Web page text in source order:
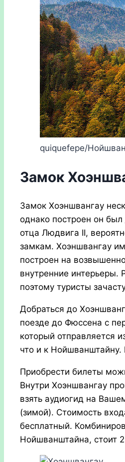
quiquefepe/
Замок
Замок Хоэншвангау
однако построен он
отца Людвига II,
замкам. Хоэншвангау
построен на
внутренние интерьеры.
поэтому туристы
Добраться до
поезде до Фюссена с
который отправляется
что и к
Приобрести билеты
Внутри Хоэншвангау
взять аудиогид на
(зимой). Стоимость
бесплатный.
Нойшванштайна, стоит